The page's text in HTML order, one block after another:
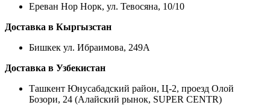
Ереван Нор Норк, ул. Тевосяна, 10/10
Доставка в Кыргызстан
Бишкек ул. Ибраимова, 249А
Доставка в Узбекистан
Ташкент Юнусабадский район, Ц-2, проезд Олой
Бозори, 24 (Алайский рынок, SUPER CENTR)